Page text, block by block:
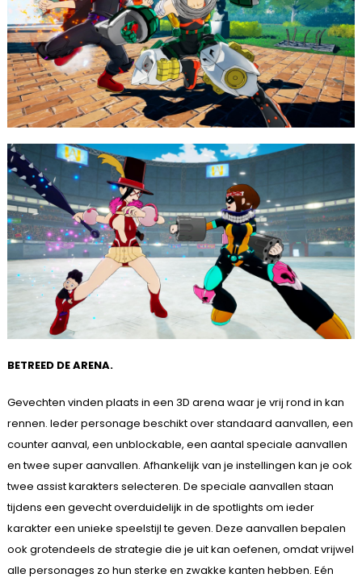
BETREED DE ARENA.
Gevechten vinden plaats in een 3D arena waar je vrij rond in kan
rennen. Ieder personage beschikt over standaard aanvallen, een
counter aanval, een unblockable, een aantal speciale aanvallen
en twee super aanvallen. Afhankelijk van je instellingen kan je ook
twee assist karakters selecteren. De speciale aanvallen staan
tijdens een gevecht overduidelijk in de spotlights om ieder
karakter een unieke speelstijl te geven. Deze aanvallen bepalen
ook grotendeels de strategie die je uit kan oefenen, omdat vrijwel
alle personages zo hun sterke en zwakke kanten hebben. Eén